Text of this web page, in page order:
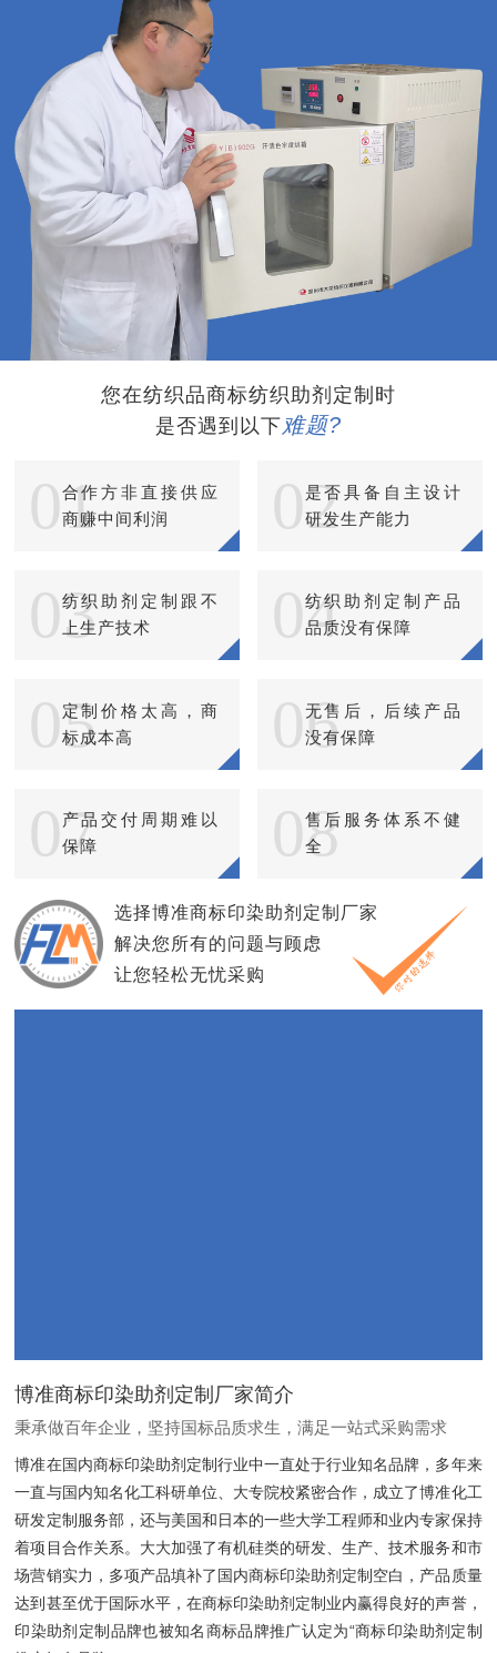
您在纺织品商标纺织助剂定制时
是否遇到以下难题?
01
合作方非直接供应
商赚中间利润
02是否具备自主设计
研发生产能力
03
纺织助剂定制跟不
上生产技术
04
纺织助剂定制产品
品质没有保障
05定制价格太高，商
标成本高
06无售后，后续产品
没有保障
07产品交付周期难以
保障
08
售后服务体系不健
全
选择博准商标印染助剂定制厂家
解决您所有的问题与顾虑
让您轻松无忧采购
博准商标印染助剂定制厂家简介
秉承做百年企业，坚持国标品质求生，满足一站式采购需求
博准在国内商标印染助剂定制行业中一直处于行业知名品牌，多年来
一直与国内知名化工科研单位、大专院校紧密合作，成立了博准化工
研发定制服务部，还与美国和日本的一些大学工程师和业内专家保持
着项目合作关系。大大加强了有机硅类的研发、生产、技术服务和市
场营销实力，多项产品填补了国内商标印染助剂定制空白，产品质量
达到甚至优于国际水平，在商标印染助剂定制业内赢得良好的声誉，
印染助剂定制品牌也被知名商标品牌推广认定为“商标印染助剂定制